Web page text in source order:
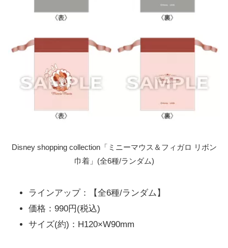
Disney shopping collection「ミニーマウス＆フィガロ リボン
巾着」(全6種/ランダム)
ラインアップ：【全6種/ランダム】
価格：990円(税込)
サイズ(約)：H120×W90mm